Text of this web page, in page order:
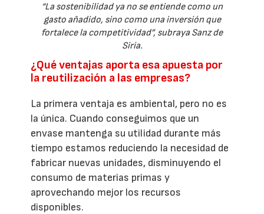
“La sostenibilidad ya no se entiende como un
gasto añadido, sino como una inversión que
fortalece la competitividad”, subraya Sanz de
Siria.
¿Qué ventajas aporta esa apuesta por
la reutilización a las empresas?
La primera ventaja es ambiental, pero no es
la única. Cuando conseguimos que un
envase mantenga su utilidad durante más
tiempo estamos reduciendo la necesidad de
fabricar nuevas unidades, disminuyendo el
consumo de materias primas y
aprovechando mejor los recursos
disponibles.